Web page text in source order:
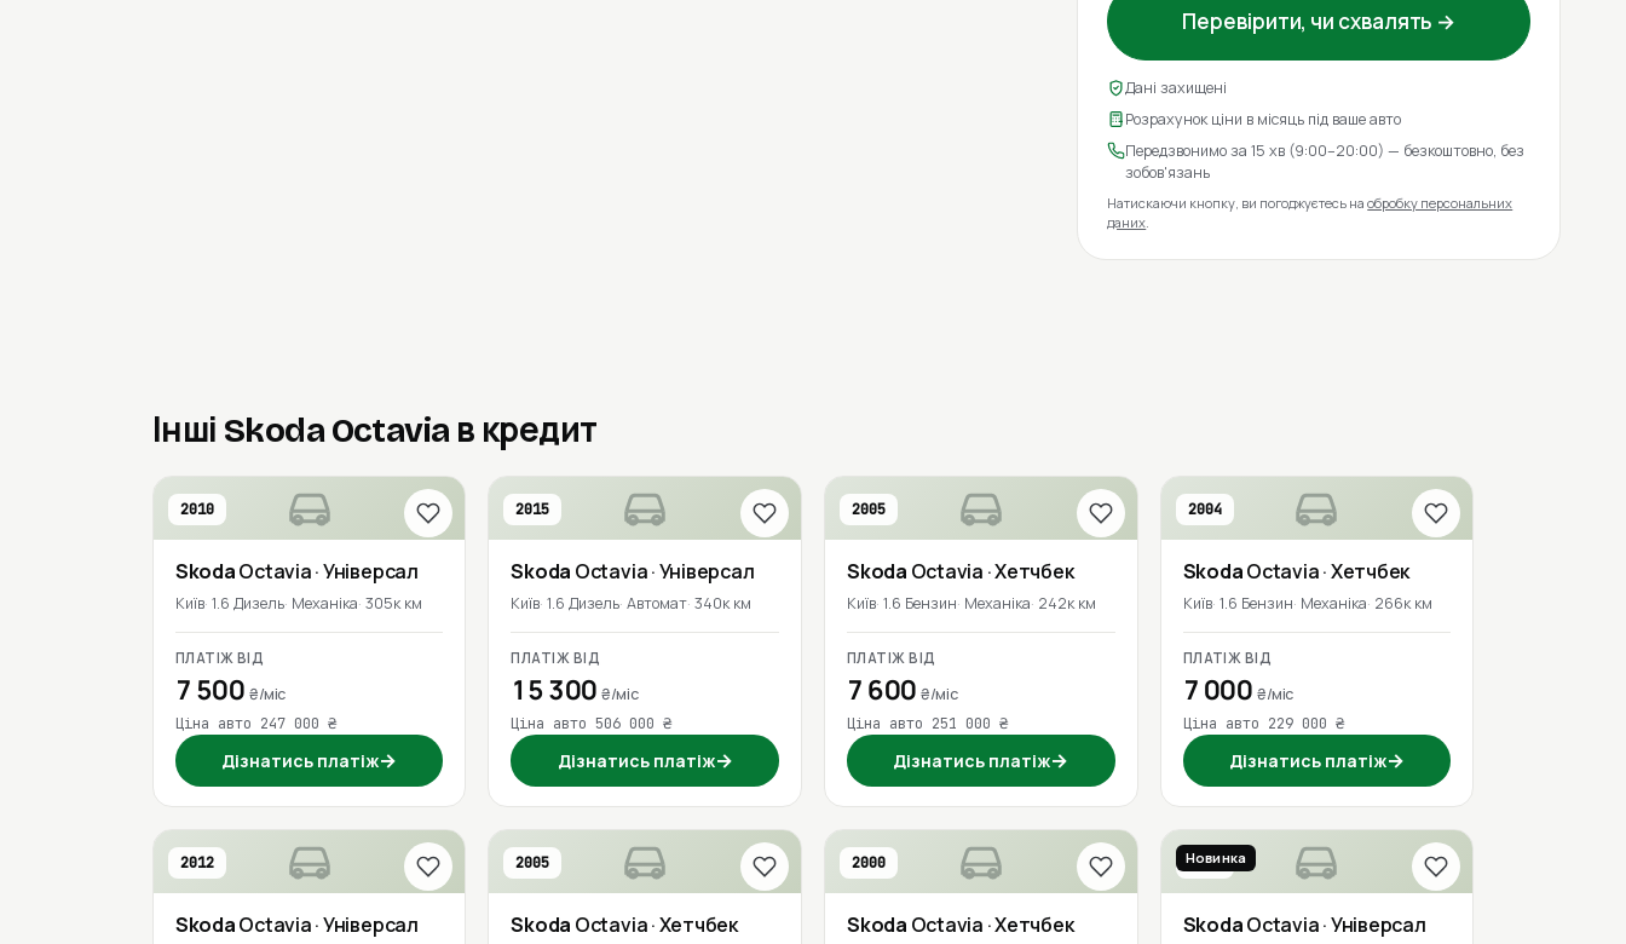
Перевірити, чи схвалять →
Дані захищені
Розрахунок ціни в місяць під ваше авто
Передзвонимо за 15 хв (9:00–20:00) — безкоштовно, без
зобов'язань
Натискаючи кнопку, ви погоджуєтесь наобробку персональних
даних
Інші Skoda Octavia в кредит
2010
SkodaOctavia· Універсал
Київ 1.6 Дизель Механіка 305к км
ПЛАТІЖ ВІД
7 500₴/міс
Ціна авто 247 000 ₴
Дізнатись платіж→
2015
Skoda Octavia· Універсал
Київ 1.6 Дизель Автомат 340к км
ПЛАТІЖ ВІД
15 300₴/міс
Ціна авто 506 000 ₴
Дізнатись платіж→
2005
Skoda Octavia · Хетчбек
Київ 1.6 Бензин Механіка 242к км
ПЛАТІЖ ВІД
7 600₴/міс
Ціна авто 251 000 ₴
Дізнатись платіж→
2004
SkodaOctavia· Хетчбек
Київ 1.6 Бензин Механіка 266к км
ПЛАТІЖ ВІД
7 000 ₴/міс
Ціна авто 229 000 ₴
Дізнатись платіж→
2012
SkodaOctavia· Універсал
2005
Skoda Octavia· Хетчбек
2000
Skoda Octavia · Хетчбек
2017
Новинка
SkodaOctavia· Універсал